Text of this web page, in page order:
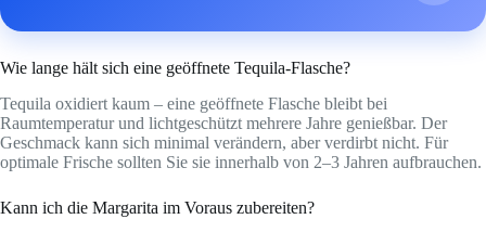
Wie lange hält sich eine geöffnete Tequila-Flasche?
Tequila oxidiert kaum – eine geöffnete Flasche bleibt bei
Raumtemperatur und lichtgeschützt mehrere Jahre genießbar. Der
Geschmack kann sich minimal verändern, aber verdirbt nicht. Für
optimale Frische sollten Sie sie innerhalb von 2–3 Jahren aufbrauchen.
Kann ich die Margarita im Voraus zubereiten?